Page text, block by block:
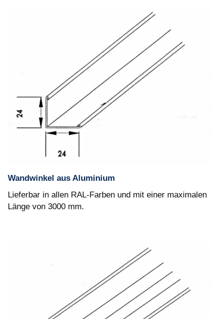
Wandwinkel aus Aluminium
Lieferbar in allen RAL-Farben und mit einer maximalen
Länge von 3000 mm.